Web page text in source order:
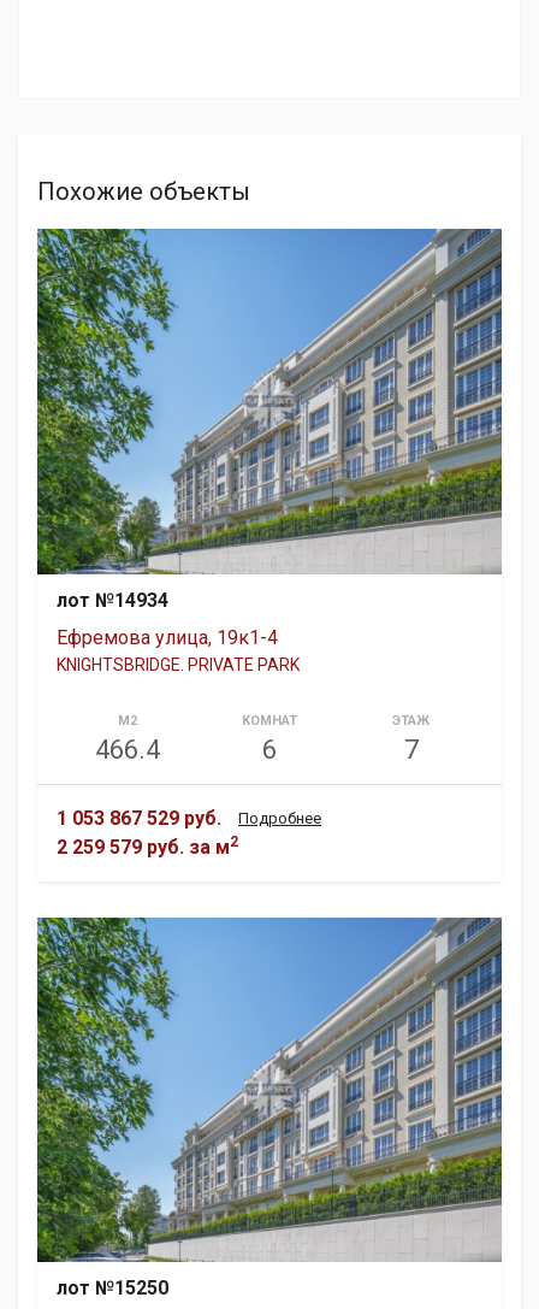
Похожие объекты
лот №14934
Ефремова улица, 19к1-4
KNIGHTSBRIDGE. PRIVATE PARK
М2
466.4
КОМНАТ
6
ЭТАЖ
7
1 053 867 529 руб.
2 259 579 руб. за м2
Подробнее
лот №15250